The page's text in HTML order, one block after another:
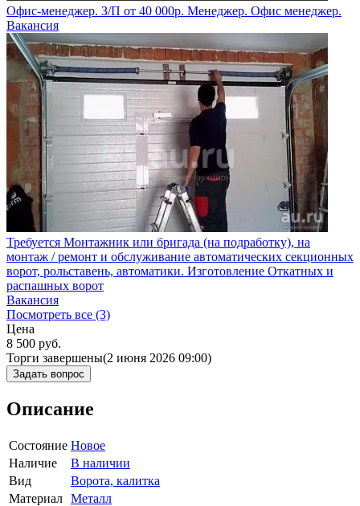
Офис-менеджер. З/П от 40 000р. Менеджер. Офис менеджер.
Вакансия
Требуется Монтажник или бригада (на подработку), на
монтаж / ремонт и обслуживание автоматических секционных
ворот, рольставень, автоматики. Изготовление Откатных и
распашных ворот
Вакансия
Посмотреть все (3)
Цена
8 500 руб.
Торги завершены(2 июня 2026 09:00)
Задать вопрос
Описание
Состояние Новое
Наличие
В наличии
Вид
Ворота, калитка
Материал Металл